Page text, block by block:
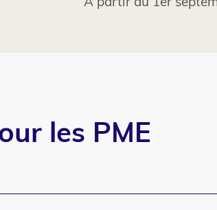
À partir du 1er
les PME